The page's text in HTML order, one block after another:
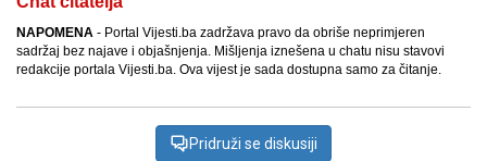
NAPOMENA - Portal Vijesti.ba zadržava pravo da obriše neprimjeren
sadržaj bez najave i objašnjenja. Mišljenja iznešena u chatu nisu stavovi
redakcije portala Vijesti.ba. Ova vijest je sada dostupna samo za čitanje.
Pridruži se diskusiji